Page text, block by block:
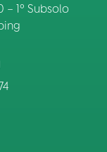
1º Subsolo